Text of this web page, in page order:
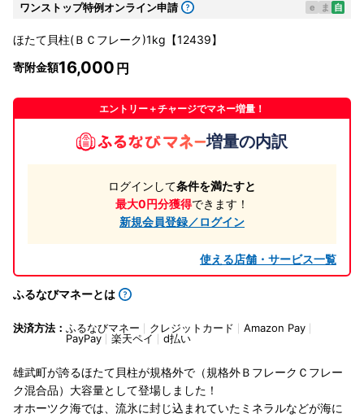
ワンストップ特例オンライン申請 e ま 自
ほたて貝柱(ＢＣフレーク)1kg【12439】
寄附金額16,000
エントリー＋チャージでマネー増量！
増量の内訳
ログインして条件を満たすと
最大0円分獲得できます！
新規会員登録／ログイン
使える店舗・サービス一覧
ふるなびマネーとは
決済方法： ふるなびマネー クレジットカード
Amazon Pay
PayPay
楽天ペイ d払い
雄武町が誇るほたて貝柱が規格外で（規格外ＢフレークＣフレー
ク混合品）大容量として登場しました！
オホーツク海では、流氷に封じ込まれていたミネラルなどが海に